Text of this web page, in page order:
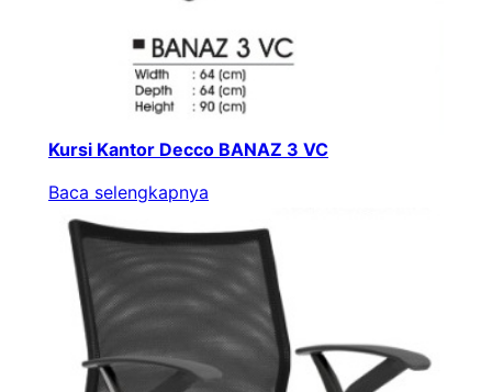
Kursi Kantor Decco BANAZ 3 VC
Baca selengkapnya